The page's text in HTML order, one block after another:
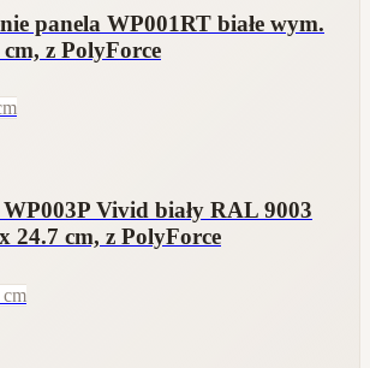
panela WP001RT białe wym.
z PolyForce
Vivid biały RAL 9003
24.7 cm, z PolyForce
cm